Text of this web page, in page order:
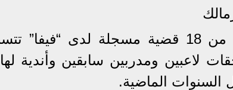
ويعاني الزمالك من 18 قضية مسجلة
لاعبين ومدربين سابقين وأندية
السنوات الماضية.